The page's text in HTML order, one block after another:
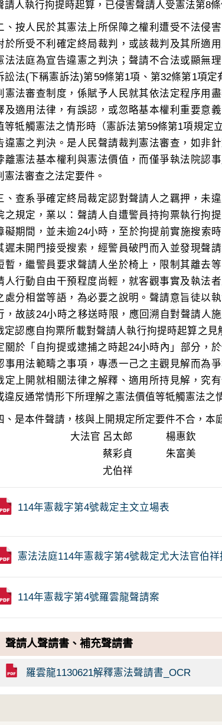
、按人民於其憲法上所保障之權利遭受不法侵
於所受不利確定終局裁判，或該裁判及其所適
法法庭為宣告違憲之判決；聲請不合法或顯無
訟法(下稱憲訴法)第59條第1項、第32條第1項
憲法審查制度，係賦予人民就其依法定程序用
及適用法律，有誤認，或忽略基本權利重要意
等牴觸憲法之情形時（憲訴法第59條第1項規定
違憲之判決。是人民聲請裁判憲法審查，如非
離憲法基本權利與憲法價值，而僅爭執法院認
、查系爭確定終局裁定認對聲請人之羈押，未
之規定，業以：聲請人自遭警員持拘票執行拘
礙期間，並未逾24小時，至於拘提前實施搜索
遲未開門接受搜索，經警員破門而入並發現聲
暫，繼警員要求聲請人坐於椅上，限制其離去
人行動自由干預程度尚輕，就客觀事實及執法
處分相當等語，為必要之說明。聲請意旨徒以
，故該24小時之移送時限，應回溯自對聲請人
定認應自拘票所載對聲請人執行拘提時起算之
關於「自拘提或逮捕之時起24小時內」部分，
事用法範疇之事項，專憑一己之主觀見解而為
定上開就相關法律之解釋、適用所持見解，究
大法官 呂太郎 楊惠欽
蔡彩貞
朱富美
尤伯祥
114年憲裁字第4號裁定主文立場表
憲法法庭114年憲裁字第4號裁定尤大法官伯
114年憲裁字第4號羅雲龍聲請案
聲請人聲請書、補充聲請書
羅雲龍1130621解釋憲法聲請書_OCR